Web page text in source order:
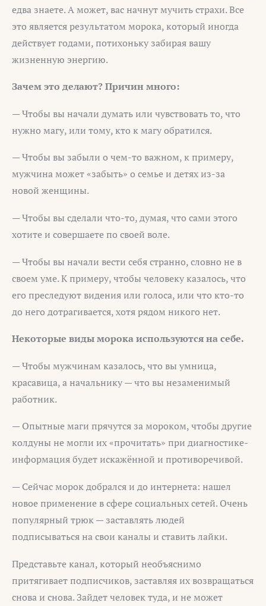
едва знаете. А может, вас начнут мучить страхи. Все
это является результатом морока, который иногда
действует годами, потихоньку забирая вашу
жизненную энергию.
Зачем это делают? Причин много:
— Чтобы вы начали думать или чувствовать то, что
нужно магу, или тому, кто к магу обратился.
— Чтобы вы забыли о чем-то важном, к примеру,
мужчина может «забыть» о семье и детях из-за
новой женщины.
— Чтобы вы сделали что-то, думая, что сами этого
хотите и совершаете по своей воле.
— Чтобы вы начали вести себя странно, словно не в
своем уме. К примеру, чтобы человеку казалось, что
его преследуют видения или голоса, или что кто-то
до него дотрагивается, хотя рядом никого нет.
Некоторые виды морока используются на себе.
— Чтобы мужчинам казалось, что вы умница,
красавица, а начальнику — что вы незаменимый
работник.
— Опытные маги прячутся за мороком, чтобы другие
колдуны не могли их «прочитать» при диагностике-
информация будет искажённой и противоречивой.
— Сейчас морок добрался и до интернета: нашел
новое применение в сфере социальных сетей. Очень
популярный трюк — заставлять людей
подписываться на свои каналы и ставить лайки.
Представьте канал, который необъяснимо
притягивает подписчиков, заставляя их возвращаться
снова и снова. Зайдет человек туда, и не может